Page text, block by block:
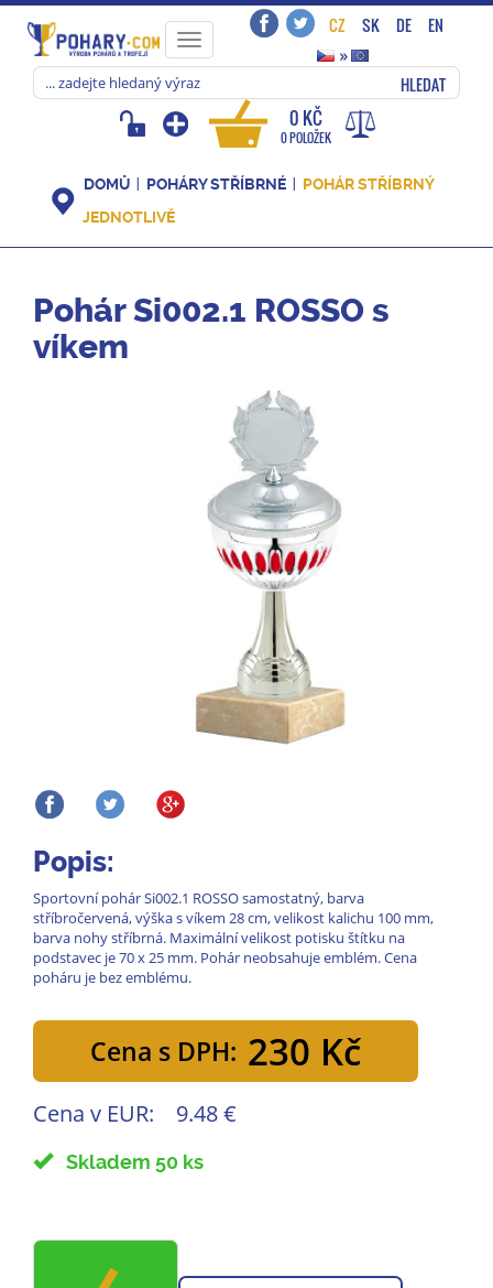
Toggle
navigation
CZ SK DE
EN
»
HLEDAT
0 KČ
0 POLOŽEK
DOMŮ POHÁRY STŘÍBRNÉ
POHÁR STŘÍBRNÝ
JEDNOTLIVĚ
Pohár Si002.1 ROSSO s
víkem
Popis:
Sportovní pohár Si002.1 ROSSO samostatný, barva
stříbročervená, výška s víkem 28 cm, velikost kalichu 100 mm,
barva nohy stříbrná. Maximální velikost potisku štítku na
podstavec je 70 x 25 mm. Pohár neobsahuje emblém. Cena
poháru je bez emblému.
Cena s DPH: 230 Kč
Cena v EUR: 9.48 €
Skladem 50 ks